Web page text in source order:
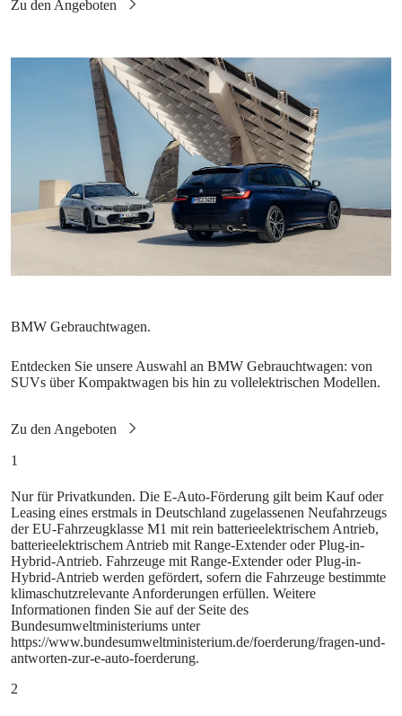
Entdecken Sie unsere Auswahl an BMW Gebrauchtwagen: von
SUVs über Kompaktwagen bis hin zu vollelektrischen Modellen.
1
Nur für Privatkunden. Die E‑Auto-Förderung gilt beim Kauf oder
Leasing eines erstmals in Deutschland zugelassenen Neufahrzeugs
der EU-Fahrzeugklasse M1 mit rein batterieelektrischem Antrieb,
batterieelektrischem Antrieb mit Range-Extender oder Plug-in-
Hybrid-Antrieb. Fahrzeuge mit Range-Extender oder Plug-in-
Hybrid-Antrieb werden gefördert, sofern die Fahrzeuge bestimmte
klimaschutzrelevante Anforderungen erfüllen. Weitere
Informationen finden Sie auf der Seite des
Bundesumweltministeriums unter
https://www.bundesumweltministerium.de/foerderung/fragen-und-
antworten-zur-e-auto-foerderung.
2